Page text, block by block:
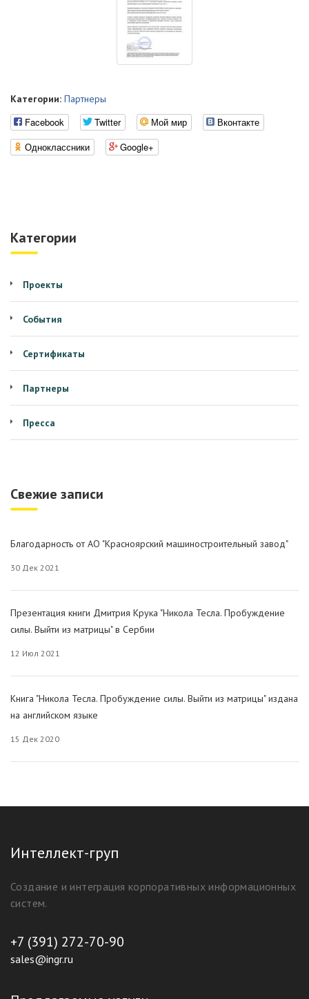
Категории: Партнеры
Facebook Twitter Мой мир
Вконтакте
Одноклассники
Google+
Категории
Проекты
События
Сертификаты
Партнеры
Пресса
Свежие записи
Благодарность от АО "Красноярский машиностроительный завод"
30 Дек 2021
Презентация книги Дмитрия Крука "Никола Тесла. Пробуждение
силы. Выйти из матрицы" в Сербии
12 Июл 2021
Книга "Никола Тесла. Пробуждение силы. Выйти из матрицы" издана
на английском языке
15 Дек 2020
Интеллект-груп
Создание и интеграция корпоративных информационных
систем.
+7 (391) 272-70-90
sales@ingr.ru